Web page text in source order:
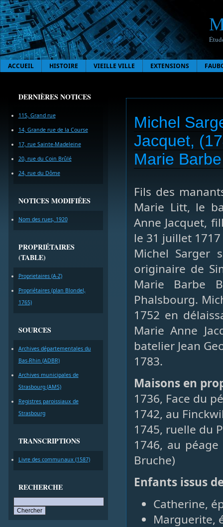
ACCUEIL HISTOIRE VIEILLE VILLE EXTENSIONS
DERNIÈRES NOTICES
115, Grand rue
14, Grande rue de la Course
17, rue Sainte-Madeleine
20, rue du Coin Brûlé
24, rue du Dôme
NOTICES MODIFIÉES
Nom des rues, 1920
PROPRIÉTAIRES
(TABLE)
Proprietaires (A-Z)
Propriétaires (plan Blondel,
1765)
SOURCES
Archives départementales du
Bas-Rhin (ADBR)
Archives municipales de
Strasbourg (AMS)
Registres paroissiaux de
Strasbourg
TRANSCRIPTIONS
Livre des communaux (1587)
RECHERCHE
Michel
Jacquet,
Marie
Fils des
Marie Litt, le
Anne Jacquet,
le 31 juillet 1717
Michel Sarger
originaire de
Marie Barbe
Phalsbourg.
1752 en
Marie Anne
batelier Jean
1783.
Maisons en
1736, Face du
1742, au
1745, ruelle du
1746, au
Bruche)
Enfants issus
Catherine,
Marguerite,